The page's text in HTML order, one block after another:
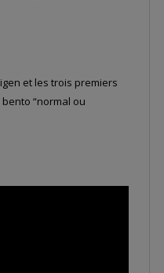
et les trois premiers
“normal ou